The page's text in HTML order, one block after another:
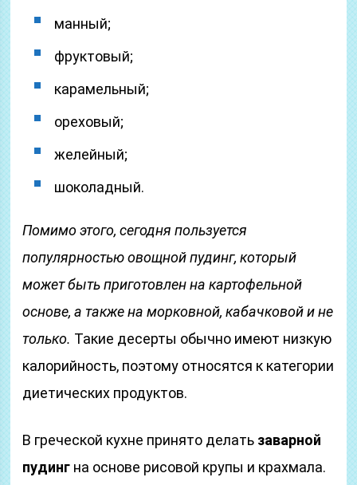
манный;
фруктовый;
карамельный;
ореховый;
желейный;
шоколадный.
Помимо этого, сегодня пользуется
популярностью овощной пудинг, который
может быть приготовлен на картофельной
основе, а также на морковной, кабачковой и не
только. Такие десерты обычно имеют низкую
калорийность, поэтому относятся к категории
диетических продуктов.
В греческой кухне принято делать заварной
пудинг на основе рисовой крупы и крахмала.